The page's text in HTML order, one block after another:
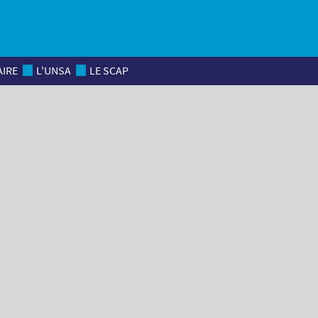
L'UNSA LE SCAP